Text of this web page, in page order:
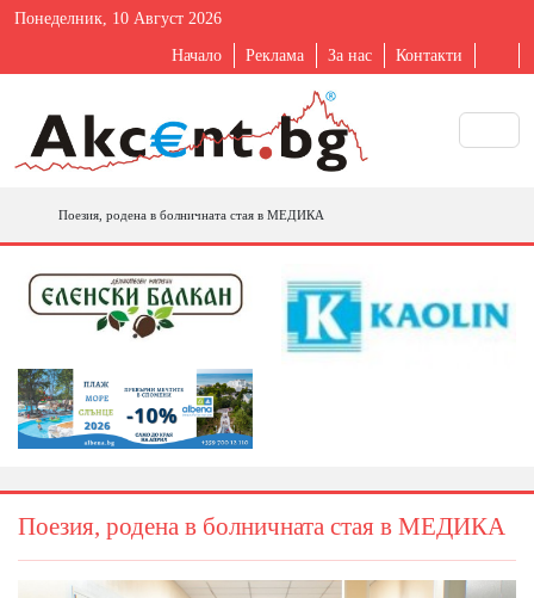
Понеделник, 10 Август 2026
Начало Реклама За нас Контакти
Поезия, родена в болничната стая в МЕДИКА
Поезия, родена в болничната стая в МЕДИКА